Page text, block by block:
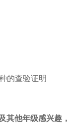
的查验证明
其他年级感兴趣